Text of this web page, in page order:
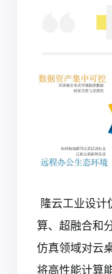
隆云工业设计
算、超融合和
仿真领域对云
将高性能计算